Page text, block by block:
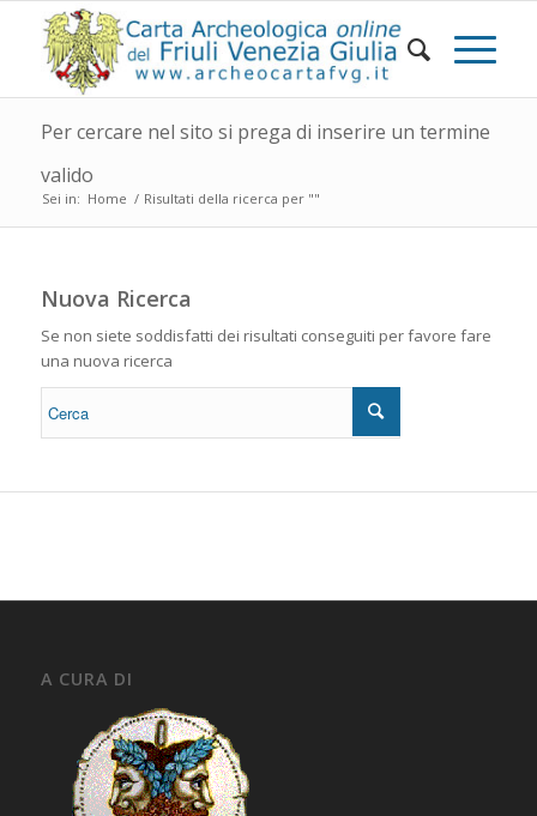
Per cercare nel sito si prega di inserire un termine
valido
Sei in: Home / Risultati della ricerca per ""
Nuova Ricerca
Se non siete soddisfatti dei risultati conseguiti per favore fare
una nuova ricerca
A CURA DI